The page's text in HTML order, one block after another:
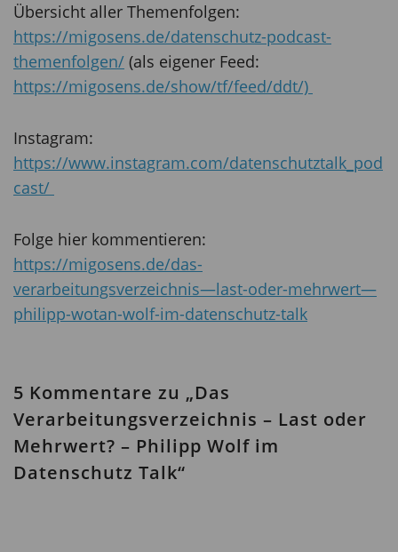
Übersicht aller Themenfolgen:
https://migosens.de/datenschutz-podcast-
themenfolgen/ (als eigener Feed:
https://migosens.de/show/tf/feed/ddt/)
Instagram:
https://www.instagram.com/datenschutztalk_pod
cast/
Folge hier kommentieren:
https://migosens.de/das-
verarbeitungsverzeichnis—last-oder-mehrwert—
philipp-wotan-wolf-im-datenschutz-talk
5 Kommentare zu „Das
Verarbeitungsverzeichnis – Last oder
Mehrwert? – Philipp Wolf im
Datenschutz Talk“